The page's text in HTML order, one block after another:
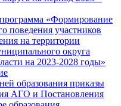
«Формирование
поведения участников
на территории
округа
на 2023-2028 годы»
образования приказы
АГО и Постановления